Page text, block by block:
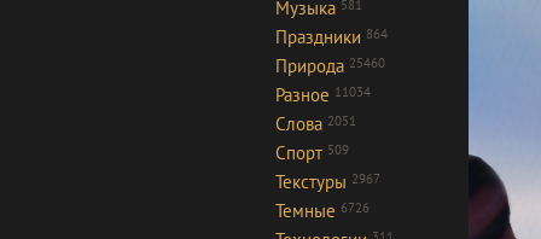
Музыка 581
Праздники 864
Природа 25460
Разное 11034
Слова 2051
Спорт 509
Текстуры 2967
Темные 6726